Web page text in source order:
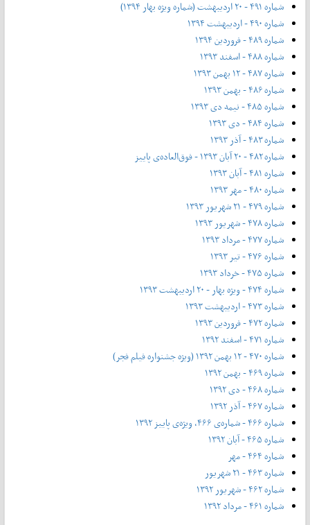
شماره ۴۹۱ - ۲۰ اردیبهشت (شماره ویژه بهار ۱۳۹۴)
شماره ۴۹۰ - اردیبهشت ۱۳۹۴
شماره ۴۸۹ - فروردین ۱۳۹۴
شماره ۴۸۸ - اسفند ۱۳۹۳
شماره ۴۸۷ - ۱۲ بهمن ۱۳۹۳
شماره ۴۸۶ - بهمن ۱۳۹۳
شماره ۴۸۵ - نیمه دی ۱۳۹۳
شماره ۴۸۴ - دی ۱۳۹۳
شماره ۴۸۳ - آذر ۱۳۹۳
شماره ۴۸۲ - ۲۰ آبان ۱۳۹۳ - فوق‌العاده‌ی پاییز
شماره ۴۸۱ - آبان ۱۳۹۳
شماره ۴۸۰ - مهر ۱۳۹۳
شماره ۴۷۹ - ۲۱ شهریور ۱۳۹۳
شماره ۴۷۸ - شهریور ۱۳۹۳
شماره ۴۷۷ - مرداد ۱۳۹۳
شماره ۴۷۶ - تیر ۱۳۹۳
شماره ۴۷۵ - خرداد ۱۳۹۳
شماره ۴۷۴ - ویژه بهار - ۲۰ اردیبهشت ۱۳۹۳
شماره ۴۷۳ - اردیبهشت ۱۳۹۳
شماره ۴۷۲ - فروردین ۱۳۹۳
شماره ۴۷۱ - اسفند ۱۳۹۲
شماره ۴۷۰ - ۱۲ بهمن ۱۳۹۲ (ویژه جشنواره فیلم فجر)
شماره ۴۶۹ - بهمن ۱۳۹۲
شماره ۴۶۸ - دی ۱۳۹۲
شماره ۴۶۷ - آذر ۱۳۹۲
شماره ۴۶۶ - شماره‌ی ۴۶۶، ویژه‌ی پاییز ۱۳۹۲
شماره ۴۶۵ - آبان ۱۳۹۲
شماره ۴۶۴ - مهر
شماره ۴۶۳ - ۲۱ شهریور
شماره ۴۶۲ - شهریور ۱۳۹۲
شماره ۴۶۱ - مرداد ۱۳۹۲